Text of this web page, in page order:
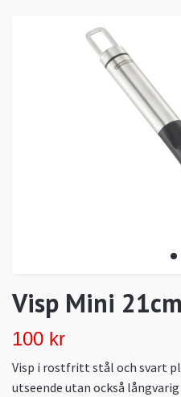
Visp Mini 21cm
100 kr
Visp i rostfritt stål och svart
utseende utan också